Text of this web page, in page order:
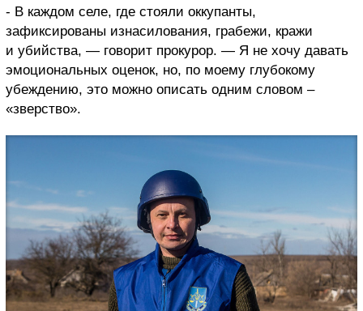
- В каждом селе, где стояли оккупанты,
зафиксированы изнасилования, грабежи, кражи
и убийства, — говорит прокурор. — Я не хочу давать
эмоциональных оценок, но, по моему глубокому
убеждению, это можно описать одним словом –
«зверство».